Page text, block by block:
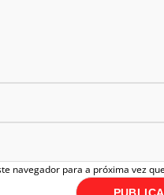
navegador para a próxima vez